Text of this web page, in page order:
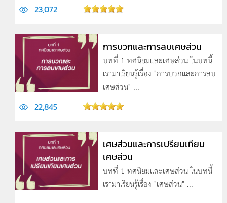
23,072
การบวกและการลบเศษส่วน
บทที่ 1 ทศนิยมและเศษส่วน ในบทนี้
เรามาเรียนรู้เรื่อง "การบวกและการลบ
เศษส่วน" ...
22,845
เศษส่วนและการเปรียบเทียบ
เศษส่วน
บทที่ 1 ทศนิยมและเศษส่วน ในบทนี้
เรามาเรียนรู้เรื่อง "เศษส่วน" ...